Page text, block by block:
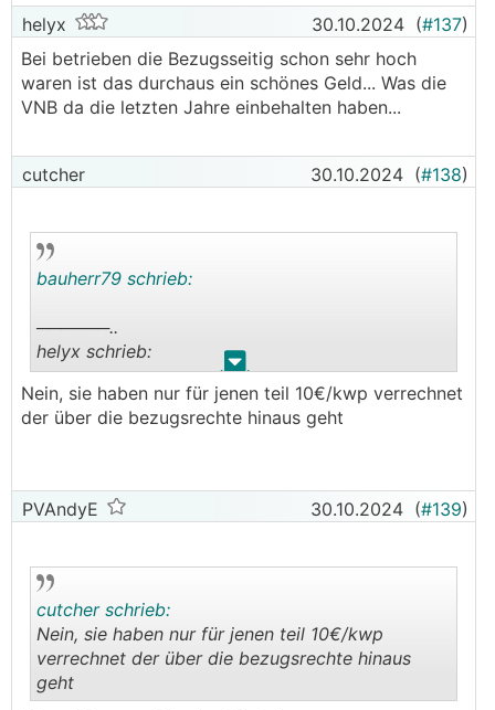
helyx 30.10.2024 (#137)
Bei betrieben die Bezugsseitig schon sehr hoch
waren ist das durchaus ein schönes Geld... Was die
VNB da die letzten Jahre einbehalten haben...
cutcher 30.10.2024 (#138)
. .
bauherr79 schrieb:
──────..
helyx schrieb:
https://www.derstandard.at/story/30000002427
77/nach-urteil-tausende-pv-einspeiser-bekomme
Trifft eher größere Anlagen aber trotzdem
spannend....
Netz NÖ hat bei mir für das Einspeisen pro
10 Euro verrechnet. Bekommt man das jetzt
damit auch wieder zurück?
Nein, sie haben nur für jenen teil 10€/kwp verrechnet
der über die bezugsrechte hinaus geht
PVAndyE 30.10.2024 (#139)
..
cutcher schrieb:
Nein, sie haben nur für jenen teil 10€/kwp
verrechnet der über die bezugsrechte hinaus
geht